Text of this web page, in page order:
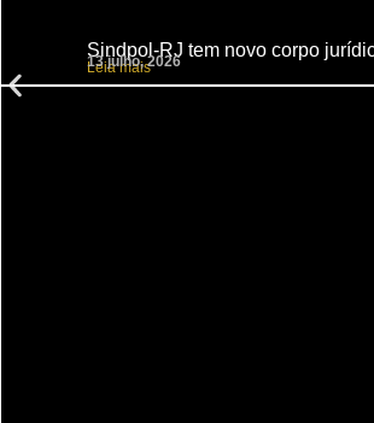
Sindpol-RJ tem novo corpo
Leia mais
13 julho, 2026